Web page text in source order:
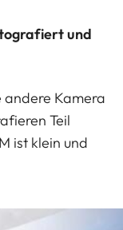
und
andere Kamera
Teil
ist klein und